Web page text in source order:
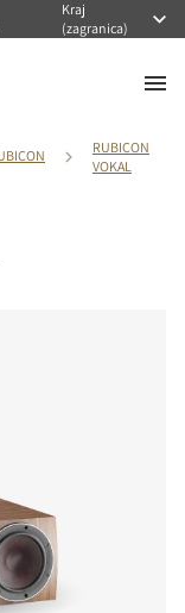
Kraj
(zagranica)
RUBICON
VOKAL